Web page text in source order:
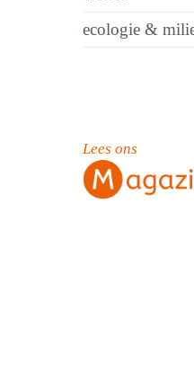
ecologie &
Lees ons